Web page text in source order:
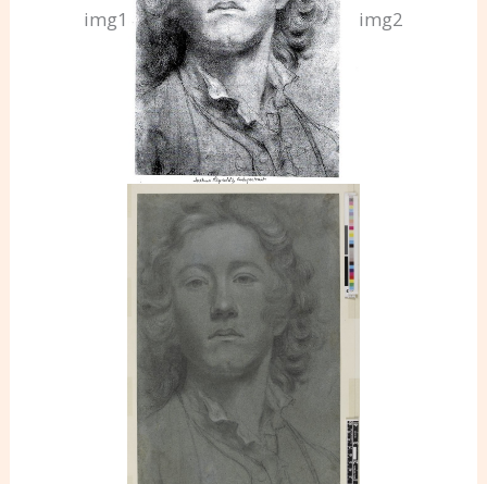
img1 img2